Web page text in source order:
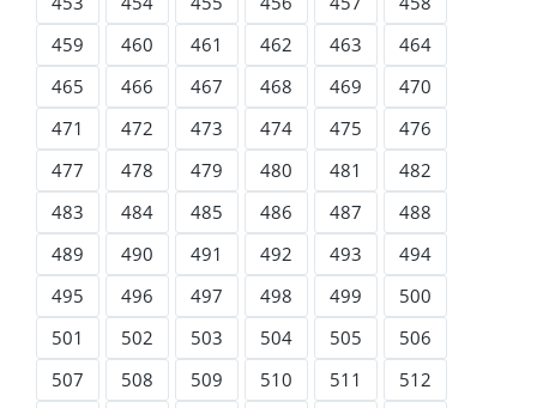
459
460 461 462 463
464
465
466 467 468 469
470
471
472 473 474 475
476
477
478 479 480 481
482
483
484 485 486 487
488
489
490 491 492 493
494
495
496 497 498 499
500
501
502 503 504 505
506
507
508 509 510 511
512